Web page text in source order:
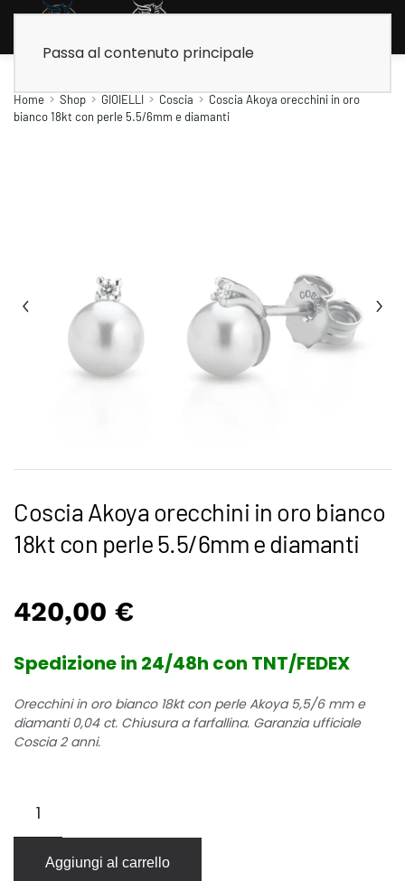
Passa al contenuto principale
Home Shop GIOIELLI Coscia
Coscia Akoya orecchini in oro
bianco 18kt con perle 5.5/6mm e diamanti
Coscia Akoya orecchini in oro bianco
18kt con perle 5.5/6mm e diamanti
420,00 €
Spedizione in 24/48h con TNT/FEDEX
Orecchini in oro bianco 18kt con perle Akoya 5,5/6 mm e
diamanti 0,04 ct. Chiusura a farfallina. Garanzia ufficiale
Coscia 2 anni.
Akoya
orecchini
Aggiungi al carrello